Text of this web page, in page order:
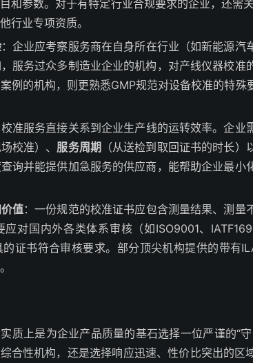
和参数。对于有特定行业合规要求的企业，还需
行业专项资质。
：企业应考察服务商在自身所在行业（如新能源汽
服务过众多制造业企业的机构，对产线仪器校准
例的机构，则更熟悉GMP规范对设备校准的特殊
校准服务直接关系到企业生产线的运转效率。企业
校准）、 服务周期 （从送检到取回证书的时长）
询并能提供加急服务的供应商，能帮助企业最小
值：一份规范的校准证书应包含测量结果、测量
对国内外各类体系审核（如ISO9001、
证书符合审核要求。部分顶尖机构提供的带有
质上是为企业产品质量的基石选择一位严谨的“
合性机构，还是选择响应迅速、性价比突出的区